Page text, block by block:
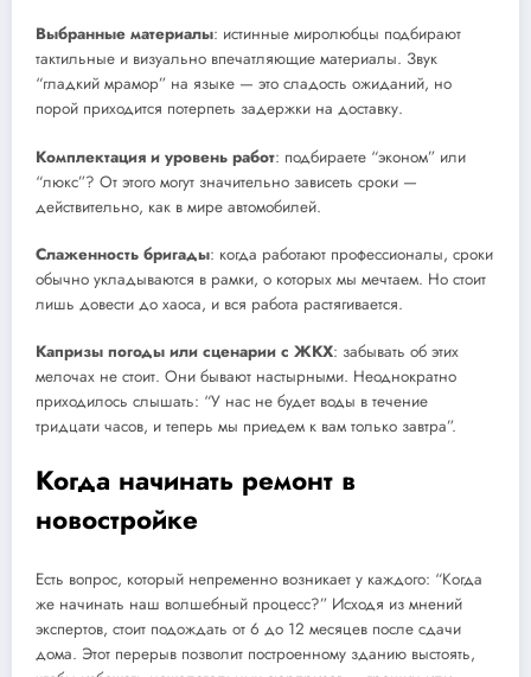
Выбранные материалы: истинные миролюбцы подбирают
тактильные и визуально впечатляющие материалы. Звук
“гладкий мрамор” на языке — это сладость ожиданий, но
порой приходится потерпеть задержки на доставку.
Комплектация и уровень работ: подбираете “эконом” или
“люкс”? От этого могут значительно зависеть сроки —
действительно, как в мире автомобилей.
Слаженность бригады: когда работают профессионалы, сроки
обычно укладываются в рамки, о которых мы мечтаем. Но стоит
лишь довести до хаоса, и вся работа растягивается.
Капризы погоды или сценарии с ЖКХ: забывать об этих
мелочах не стоит. Они бывают настырными. Неоднократно
приходилось слышать: “У нас не будет воды в течение
тридцати часов, и теперь мы приедем к вам только завтра”.
Когда начинать ремонт в
новостройке
Есть вопрос, который непременно возникает у каждого: “Когда
же начинать наш волшебный процесс?” Исходя из мнений
экспертов, стоит подождать от 6 до 12 месяцев после сдачи
дома. Этот перерыв позволит построенному зданию выстоять,